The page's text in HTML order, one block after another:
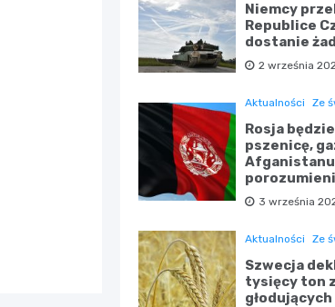
Niemcy
Republice
dostanie
2 września
Aktualności Ze
Rosja
pszenicę,
3 września
Aktualności Ze
Szwecja
tysięcy ton